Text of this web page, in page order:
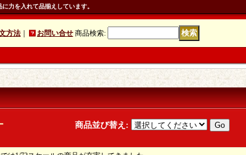
力を入れて品揃えしています。
方法 お問い合せ 商品検索:
商品並び替え :